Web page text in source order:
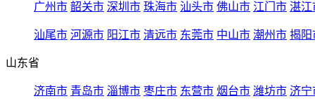
广州市 韶关市 深圳市 珠海市 汕头市 佛山市 江门市 湛江
汕尾市 河源市 阳江市 清远市 东莞市 中山市 潮州市 揭阳
山东省
济南市 青岛市 淄博市 枣庄市 东营市 烟台市 潍坊市 济宁